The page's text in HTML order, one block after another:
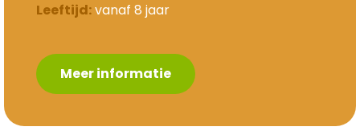
Leeftijd:vanaf 8 jaar
Meer informatie